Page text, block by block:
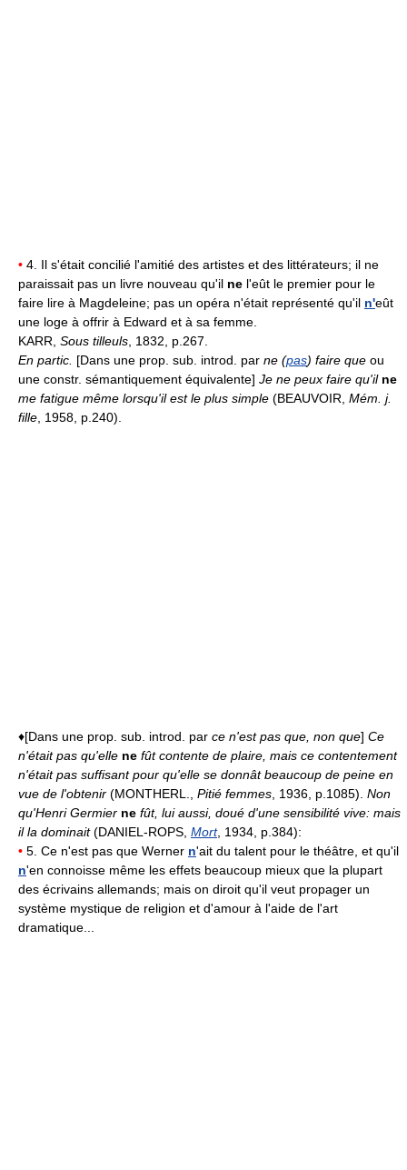
• 4. Il s'était concilié l'amitié des artistes et des littérateurs; il ne
paraissait pas un livre nouveau qu'il ne l'eût le premier pour le
faire lire à Magdeleine; pas un opéra n'était représenté qu'il n'eût
une loge à offrir à Edward et à sa femme.
KARR, Sous tilleuls , 1832, p.267.
En partic. [Dans une prop. sub. introd. par ne (pas) faire que ou
une constr. sémantiquement équivalente] Je ne peux faire qu'il ne
me fatigue même lorsqu'il est le plus simple (BEAUVOIR, Mém. j.
fille , 1958, p.240).
♦[Dans une prop. sub. introd. par ce n'est pas que, non que] Ce
n'était pas qu'elle ne fût contente de plaire, mais ce contentement
n'était pas suffisant pour qu'elle se donnât beaucoup de peine en
vue de l'obtenir (MONTHERL., Pitié femmes , 1936, p.1085). Non
qu'Henri Germier ne fût, lui aussi, doué d'une sensibilité vive: mais
il la dominait(DANIEL-ROPS, Mort, 1934, p.384):
• 5. Ce n'est pas que Werner n'ait du talent pour le théâtre, et qu'il
n'en connoisse même les effets beaucoup mieux que la plupart
des écrivains allemands; mais on diroit qu'il veut propager un
système mystique de religion et d'amour à l'aide de l'art
dramatique...